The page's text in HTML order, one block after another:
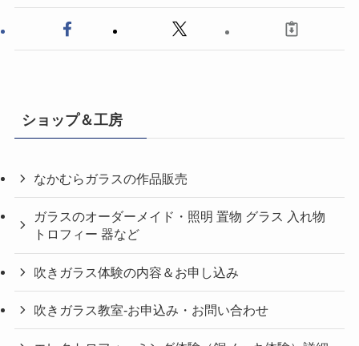
ショップ＆工房
なかむらガラスの作品販売
ガラスのオーダーメイド・照明 置物 グラス 入れ物
トロフィー 器など
吹きガラス体験の内容＆お申し込み
吹きガラス教室-お申込み・お問い合わせ